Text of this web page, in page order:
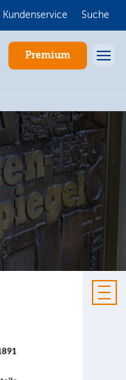
Kundenservice Suche
Premium